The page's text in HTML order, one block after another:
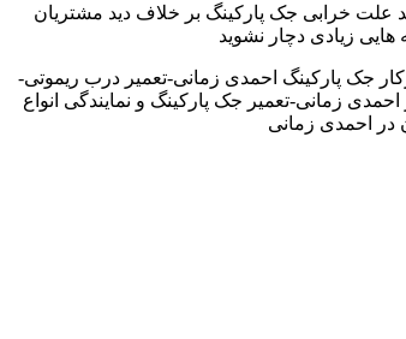
خرابی جک پارکینگ بر خلاف دید مشتریان
هایی زیادی دچار نشوید
جک پارکینگ احمدی زمانی-تعمیر درب ریموتی-
زمانی-تعمیر جک پارکینگ و نمایندگی انواع
در احمدی زمانی